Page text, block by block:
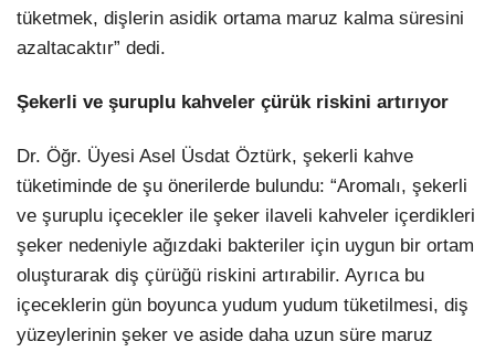
tüketmek, dişlerin asidik ortama maruz kalma süresini
azaltacaktır” dedi.
Şekerli ve şuruplu kahveler çürük riskini artırıyor
Dr. Öğr. Üyesi Asel Üsdat Öztürk, şekerli kahve
tüketiminde de şu önerilerde bulundu: “Aromalı, şekerli
ve şuruplu içecekler ile şeker ilaveli kahveler içerdikleri
şeker nedeniyle ağızdaki bakteriler için uygun bir ortam
oluşturarak diş çürüğü riskini artırabilir. Ayrıca bu
içeceklerin gün boyunca yudum yudum tüketilmesi, diş
yüzeylerinin şeker ve aside daha uzun süre maruz